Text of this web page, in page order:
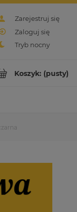
Zarejestruj się
Zaloguj się
Koszyk: (pusty)